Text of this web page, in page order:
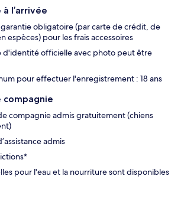
l’arrivée
obligatoire (par carte de crédit, de
espèces) pour les frais accessoires
d'identité officielle avec photo peut être
pour effectuer l'enregistrement : 18 ans
compagnie
compagnie admis gratuitement (chiens
admis
pour l'eau et la nourriture sont disponibles